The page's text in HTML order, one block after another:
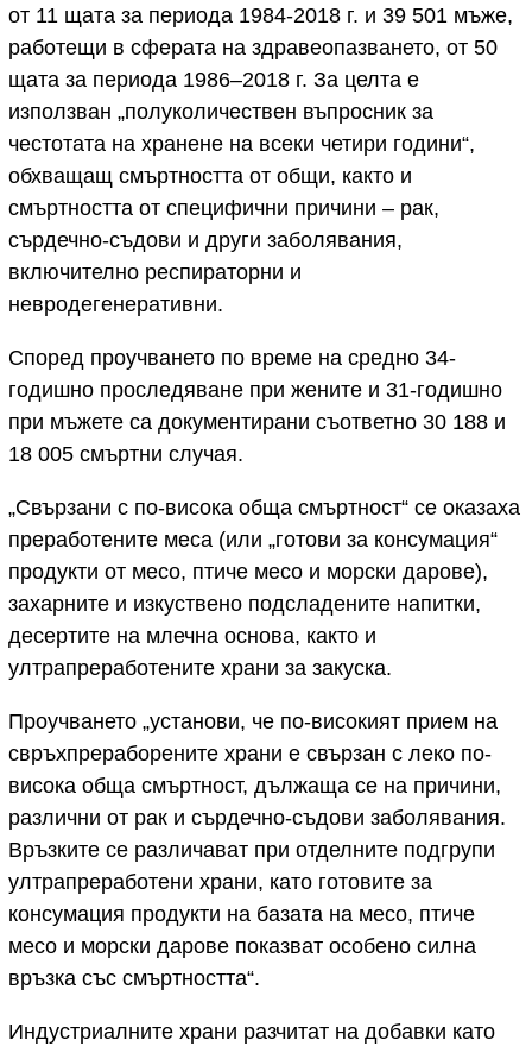
от 11 щата за периода 1984-2018 г. и 39 501 мъже,
работещи в сферата на здравеопазването, от 50
щата за периода 1986–2018 г. За целта е
използван „полуколичествен въпросник за
честотата на хранене на всеки четири години“,
обхващащ смъртността от общи, както и
смъртността от специфични причини – рак,
сърдечно-съдови и други заболявания,
включително респираторни и
невродегенеративни.
Според проучването по време на средно 34-
годишно проследяване при жените и 31-годишно
при мъжете са документирани съответно 30 188 и
18 005 смъртни случая.
„Свързани с по-висока обща смъртност“ се оказаха
преработените меса (или „готови за консумация“
продукти от месо, птиче месо и морски дарове),
захарните и изкуствено подсладените напитки,
десертите на млечна основа, както и
ултрапреработените храни за закуска.
Проучването „установи, че по-високият прием на
свръхпрераборените храни е свързан с леко по-
висока обща смъртност, дължаща се на причини,
различни от рак и сърдечно-съдови заболявания.
Връзките се различават при отделните подгрупи
ултрапреработени храни, като готовите за
консумация продукти на базата на месо, птиче
месо и морски дарове показват особено силна
връзка със смъртността“.
Индустриалните храни разчитат на добавки като